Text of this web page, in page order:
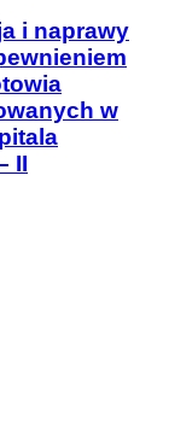
i naprawy
w
II